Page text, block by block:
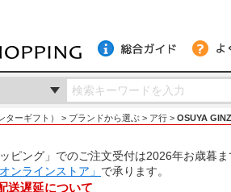
ターギフト） ブランドから選ぶ ア行 OSUYA
ピング」でのご注文受付は2026年お歳
ンラインストア」 で承ります。
送遅延について